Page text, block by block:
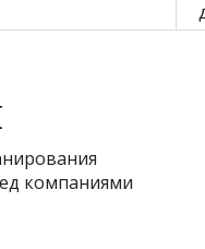
компаниями